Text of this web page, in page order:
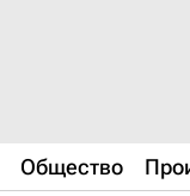
Общество